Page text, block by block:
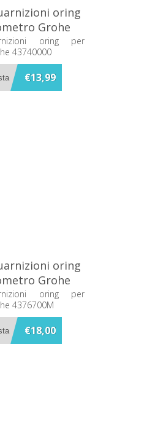
oring
Grohe
oring per
43740000
€13,99
oring
Grohe
oring per
4376700M
€18,00